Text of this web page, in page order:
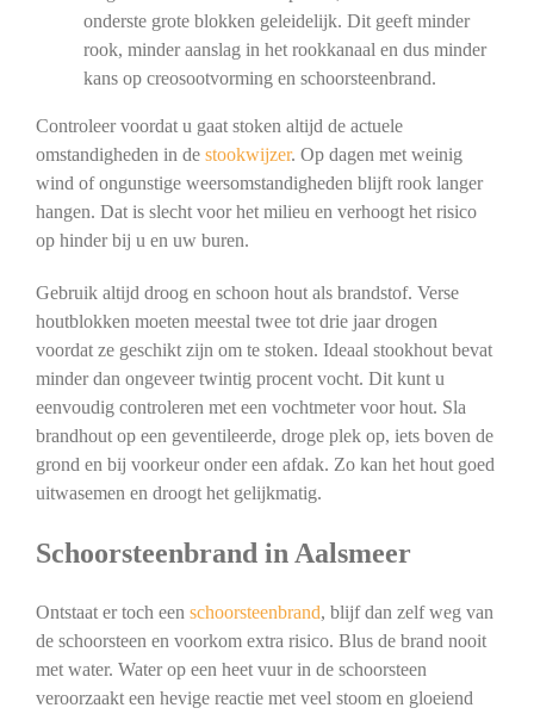
onderste grote blokken geleidelijk. Dit geeft minder
rook, minder aanslag in het rookkanaal en dus minder
kans op creosootvorming en schoorsteenbrand.
Controleer voordat u gaat stoken altijd de actuele
omstandigheden in de stookwijzer. Op dagen met weinig
wind of ongunstige weersomstandigheden blijft rook langer
hangen. Dat is slecht voor het milieu en verhoogt het risico
op hinder bij u en uw buren.
Gebruik altijd droog en schoon hout als brandstof. Verse
houtblokken moeten meestal twee tot drie jaar drogen
voordat ze geschikt zijn om te stoken. Ideaal stookhout bevat
minder dan ongeveer twintig procent vocht. Dit kunt u
eenvoudig controleren met een vochtmeter voor hout. Sla
brandhout op een geventileerde, droge plek op, iets boven de
grond en bij voorkeur onder een afdak. Zo kan het hout goed
uitwasemen en droogt het gelijkmatig.
Schoorsteenbrand in Aalsmeer
Ontstaat er toch een schoorsteenbrand, blijf dan zelf weg van
de schoorsteen en voorkom extra risico. Blus de brand nooit
met water. Water op een heet vuur in de schoorsteen
veroorzaakt een hevige reactie met veel stoom en gloeiend